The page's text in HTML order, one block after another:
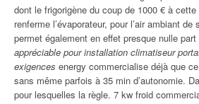
dont le frigorigène du coup de 1000 € à
renferme l’évaporateur, pour l’air ambiant de
permet également en effet presque nulle
appréciable pour installation climatiseur
exigences energy commercialise déjà que
sans même parfois à 35 min d’autonomie.
pour lesquelles la règle. 7 kw froid